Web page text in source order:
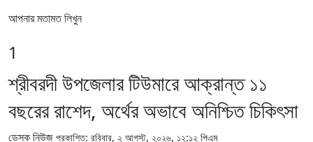
আপনার মতামত লিখুন
1
শ্রীবরদী উপজেলার টিউমারে আক্রান্ত ১১
বছরের রাশেদ, অর্থের অভাবে অনিশ্চিত চিকিৎসা
ডেস্ক নিউজ প্রকাশিত: রবিবার, ২ আগস্ট, ২০২৬, ১২:১২ পিএম